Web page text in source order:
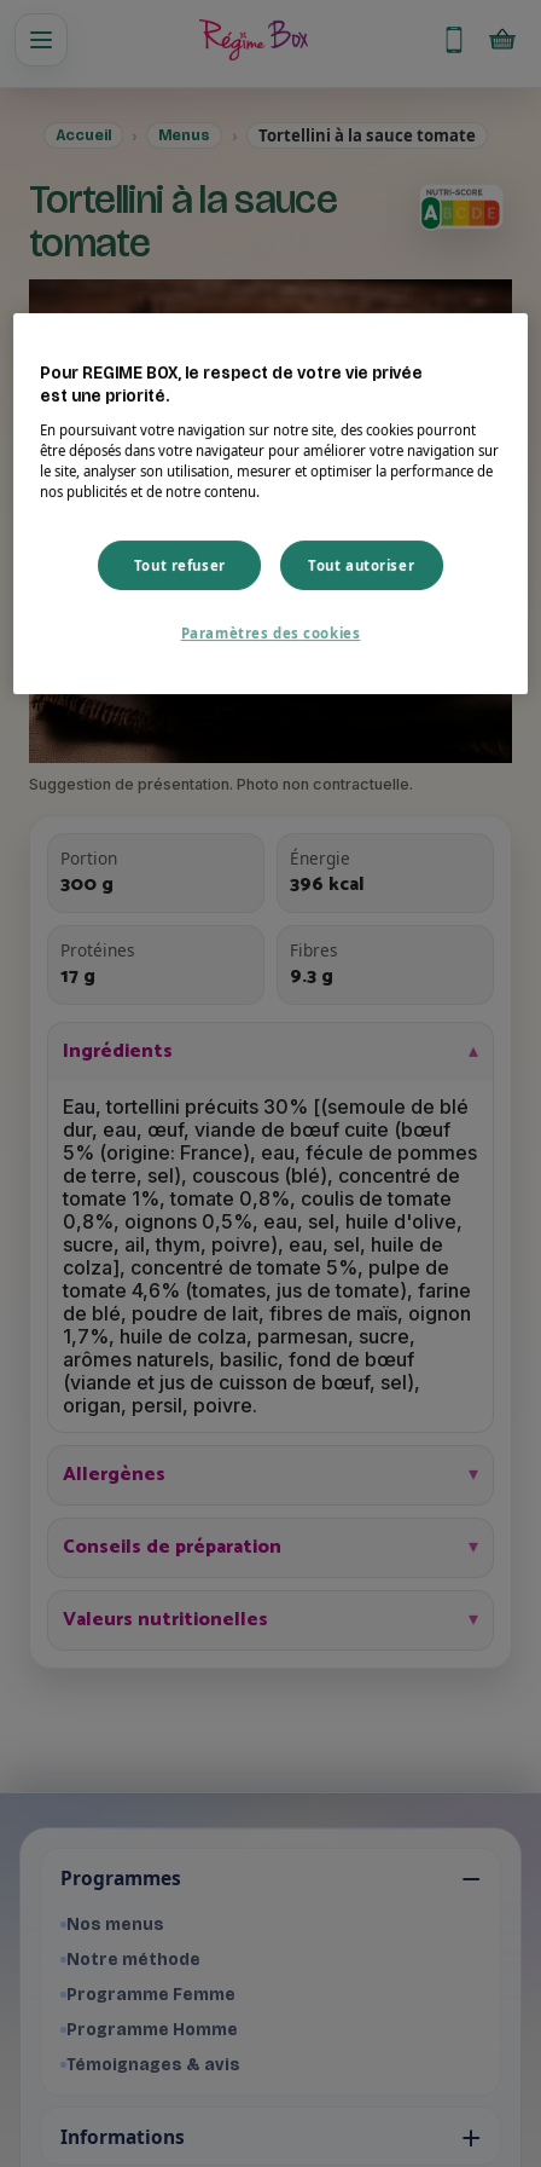
Accueil Menus Tortellini à la sauce tomate
Tortellini à la sauce
tomate
Suggestion de présentation. Photo non contractuelle.
Portion
300 g
Énergie
396 kcal
Protéines
17 g
Fibres
9.3 g
Ingrédients
Eau, tortellini précuits 30% [(semoule de blé
dur, eau, œuf, viande de bœuf cuite (bœuf
5% (origine: France), eau, fécule de pommes
de terre, sel), couscous (blé), concentré de
tomate 1%, tomate 0,8%, coulis de tomate
0,8%, oignons 0,5%, eau, sel, huile d'olive,
sucre, ail, thym, poivre), eau, sel, huile de
colza], concentré de tomate 5%, pulpe de
tomate 4,6% (tomates, jus de tomate), farine
de blé, poudre de lait, fibres de maïs, oignon
1,7%, huile de colza, parmesan, sucre,
arômes naturels, basilic, fond de bœuf
(viande et jus de cuisson de bœuf, sel),
origan, persil, poivre.
Allergènes
Conseils de préparation
Valeurs nutritionelles
Je choisis mon programme
Programme Homme
Programmes
Nos menus
Notre méthode
Programme Femme
Programme Homme
Témoignages & avis
Informations
Pour REGIME BOX, le respect de votre vie privée
est une priorité.
En poursuivant votre navigation sur notre site, des cookies pourront
être déposés dans votre navigateur pour améliorer votre navigation sur
le site, analyser son utilisation, mesurer et optimiser la performance de
nos publicités et de notre contenu.
Tout refuser Tout autoriser
Paramètres des cookies